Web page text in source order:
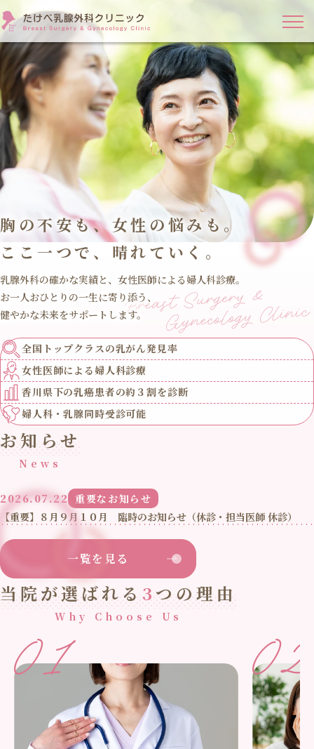
胸の不安も、女性の悩みも。
ここ一つで、晴れていく。
乳腺外科の確かな実績と、女性医師による婦人科診療。
お一人おひとりの一生に寄り添う、
健やかな未来をサポートします。
全国トップクラスの乳がん発見率
女性医師による 婦人科診療
香川県下の乳癌患者の約３割を診断
婦人科・乳腺同時受診可能
お知らせ
News
2026.07.22 重要なお知らせ
【重要】８月９月１０月 臨時のお知らせ（休診・担当医師 休診）
一覧を見る
当院が選ばれる3 つの理由
Why Choose Us